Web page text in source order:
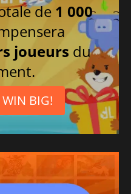
de 1 000
joueurs du
BIG!